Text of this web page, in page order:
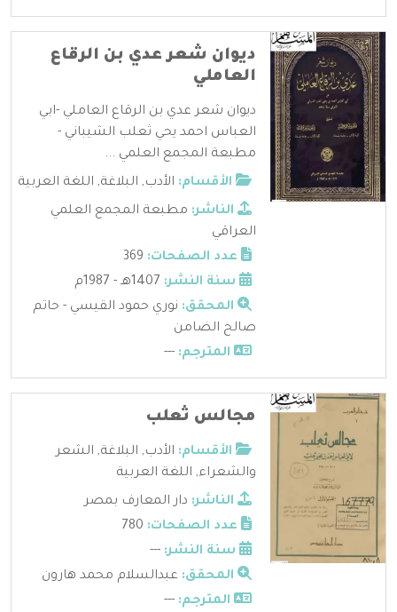
ديوان شعر عدي بن الرقاع
العاملي
ديوان شعر عدي بن الرقاع العاملي -ابي
العباس احمد يحي ثعلب الشيباني -
مطبعة المجمع العلمي ...
الأقسام: الأدب, البلاغة, اللغة العربية
الناشر: مطبعة المجمع العلمي
العراقي
عدد الصفحات:
سنة النشر:
المحقق: نوري حمود القيسي - حاتم
صالح الضامن
المترجم: ---
مجالس ثعلب
الأقسام: الأدب, البلاغة, الشعر
والشعراء, اللغة العربية
الناشر: دار المعارف بمصر
عدد الصفحات:
سنة النشر: ---
المحقق: عبدالسلام محمد هارون
المترجم: ---